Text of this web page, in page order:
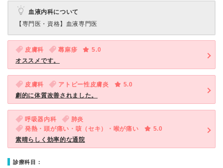
血液内科について
【専門医・資格】 血液専門医
皮膚科 蕁麻疹
5.0
オススメです。
皮膚科 アトピー性皮膚炎
5.0
劇的に体質改善されました。
呼吸器内科
肺炎
発熱・頭が痛い・咳（セキ）・喉が痛い
5.0
素晴らしく効率的な通院
診療科目：